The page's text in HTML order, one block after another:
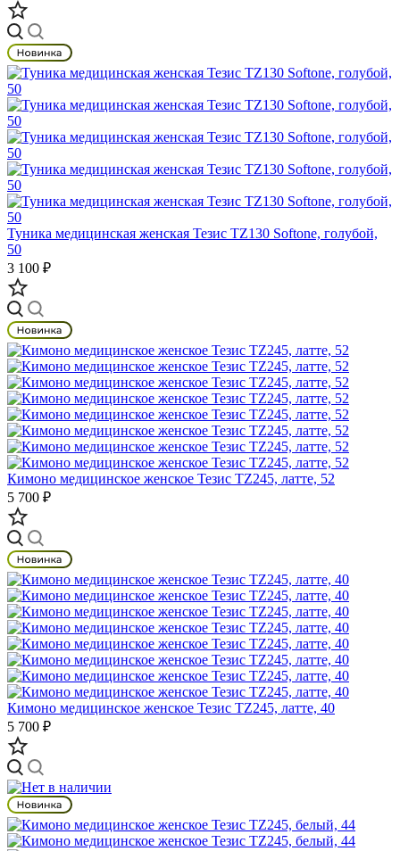
Туника медицинская женская Тезис TZ130 Softone, голубой,
50
3 100 ₽
Кимоно медицинское женское Тезис TZ245, латте, 52
5 700 ₽
Кимоно медицинское женское Тезис TZ245, латте, 40
5 700 ₽